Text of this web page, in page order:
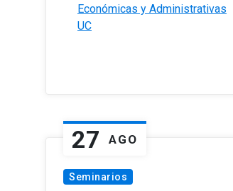
Económicas y Administrativas
UC
27 AGO
Seminarios